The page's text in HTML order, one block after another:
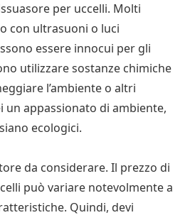
per uccelli. Molti
con ultrasuoni o luci
essere innocui per gli
utilizzare sostanze chimiche
l’ambiente o altri
un appassionato di ambiente,
ecologici.
da considerare. Il prezzo di
può variare notevolmente a
Quindi, devi